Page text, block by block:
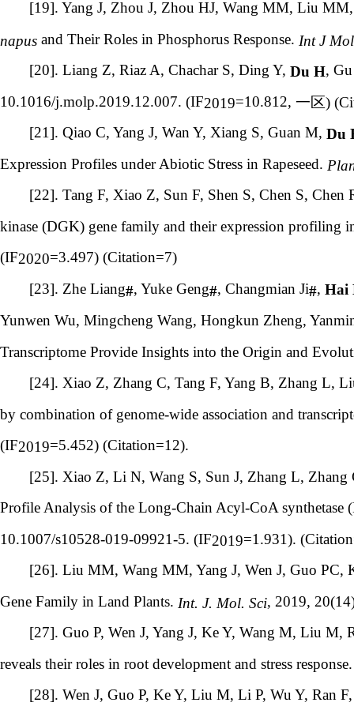
[19]. Yang J, Zhou J, Zhou HJ, Wang MM, Liu
napus and Their Roles in Phosphorus Response. Int J
[20]. Liang Z, Riaz A, Chachar S, Ding Y,Du H,
10.1016/j.molp.2019.12.007. (IF2019=10.812, 一区)
[21]. Qiao C, Yang J, Wan Y, Xiang S, Guan M,Du
Expression Profiles under Abiotic Stress in Rapeseed.
[22]. Tang F, Xiao Z, Sun F, Shen S, Chen S,
kinase (DGK) gene family and their expression profiling
(IF2020=3.497) (Citation=7)
[23]. Zhe Liang#, Yuke Geng#, Changmian Ji#,Hai
Yunwen Wu, Mingcheng Wang, Hongkun Zheng,
Transcriptome Provide Insights into the Origin and
[24]. Xiao Z, Zhang C, Tang F, Yang B, Zhang L,
by combination of genome-wide association and
(IF2019=5.452) (Citation=12).
[25]. Xiao Z, Li N, Wang S, Sun J, Zhang L,
Profile Analysis of the Long-Chain Acyl-CoA
10.1007/s10528-019-09921-5. (IF2019=1.931).
[26]. Liu MM, Wang MM, Yang J, Wen J, Guo
Gene Family in Land Plants. Int. J. Mol. Sci, 2019,
[27]. Guo P, Wen J, Yang J, Ke Y, Wang M, Liu M,
reveals their roles in root development and stress
[28]. Wen J, Guo P, Ke Y, Liu M, Li P, Wu Y, Ran